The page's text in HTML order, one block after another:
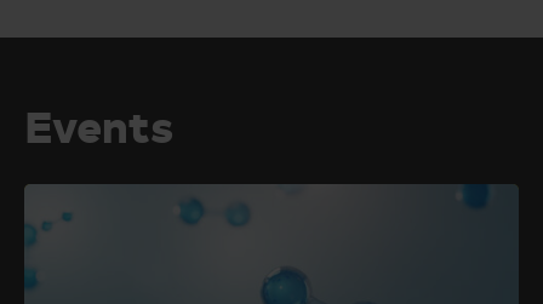
Events